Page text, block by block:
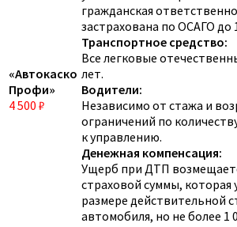
«Автокаско
Профи»
4 500 ₽
гражданская
застрахована по ОСАГО до
Транспортное средство:
Все легковые
лет.
Водители:
Независимо от стажа и
ограничений по
к управлению.
Денежная компенсация:
Ущерб при ДТП
страховой суммы, которая
размере действительной
автомобиля, но не более 1